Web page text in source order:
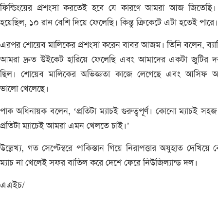
ফিল্ডিংয়ের প্রশংসা করতেই হবে যে কারণে আমরা আজ
হয়েছিল, ১০ রান বেশি দিয়ে ফেলেছি। কিন্তু ক্রিকেটে এটা হতেই
এরপর শোয়েব মালিকের প্রশংসা করেন বাবর আজম। তিনি বলেন,
আমরা দ্রুত উইকেট হারিয়ে ফেলেছি এবং আমাদের একটা জুটির
ছিল। শোয়েব মালিকের অভিজ্ঞতা কাজে লেগেছে এবং আসিফ
ভালো খেলেছে।
পাক অধিনায়ক বলেন, ‘প্রতিটা ম্যাচই গুরুত্বপূর্ণ। কোনো ম্যাচই
প্রতিটা ম্যাচেই আমরা এমন খেলতে চাই।’
উল্লেখ্য, গত সেপ্টেম্বরে পাকিস্তান গিয়ে নিরাপত্তার অযুহাত দেখিয়ে
ম্যাচ না খেলেই সফর বাতিল করে দেশে ফেরে নিউজিল্যান্ড দল।
এএইচ/